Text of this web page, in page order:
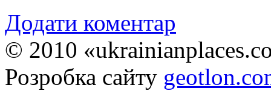
Додати коментар
© 2010
Розробка сайту